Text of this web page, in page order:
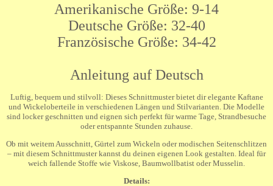
Amerikanische Größe: 9-14
Deutsche Größe: 32-40
Französische Größe: 34-42
Anleitung auf Deutsch
Luftig, bequem und stilvoll: Dieses Schnittmuster bietet dir elegante Kaftane
und Wickeloberteile in verschiedenen Längen und Stilvarianten. Die Modelle
sind locker geschnitten und eignen sich perfekt für warme Tage, Strandbesuche
oder entspannte Stunden zuhause.
Ob mit weitem Ausschnitt, Gürtel zum Wickeln oder modischen Seitenschlitzen
– mit diesem Schnittmuster kannst du deinen eigenen Look gestalten. Ideal für
weich fallende Stoffe wie Viskose, Baumwollbatist oder Musselin.
Details: